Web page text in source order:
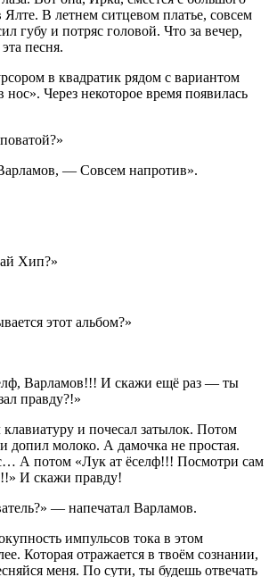
Ялте. В летнем ситцевом платье, совсем
губу и потряс головой. Что за вечер,
песня.
в квадратик рядом с вариантом
нос». Через некоторое время появилась
— Совсем напротив».
Хип?»
этот альбом?»
Варламов!!! И скажи ещё раз — ты
правду?!»
и почесал затылок. Потом
допил молоко. А дамочка не простая.
А потом «Лук ат ёселф!!! Посмотри сам
И скажи правду!
— напечатал Варламов.
импульсов тока в этом
Которая отражается в твоём сознании,
меня. По сути, ты будешь отвечать